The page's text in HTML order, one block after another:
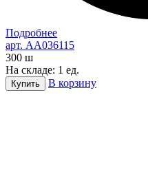
Подробнее
арт. AA036115
300 ш
На складе: 1 ед.
Купить В корзину